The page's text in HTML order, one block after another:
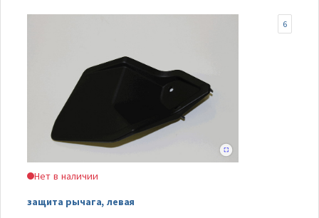
Нет в наличии
защита рычага, левая
6